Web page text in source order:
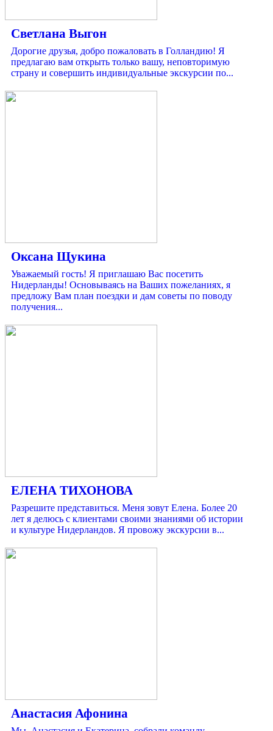
Светлана Выгон
Дорогие друзья, добро пожаловать в Голландию! Я
предлагаю вам открыть только вашу, неповторимую
страну и совершить индивидуальные экскурсии по...
Оксана Щукина
Уважаемый гость! Я приглашаю Вас посетить
Нидерланды! Основываясь на Ваших пожеланиях, я
предложу Вам план поездки и дам советы по поводу
получения...
ЕЛЕНА ТИХОНОВА
Разрешите представиться. Меня зовут Елена. Более 20
лет я делюсь с клиентами своими знаниями об истории
и культуре Нидерландов. Я провожу экскурсии в...
Анастасия Афонина